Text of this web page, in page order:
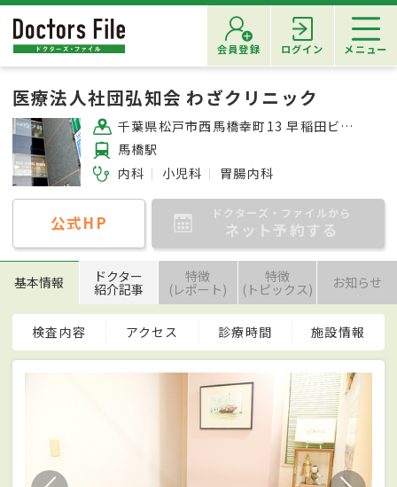
会員登録 ログイン メニュー
医療法人社団弘知会 わざクリニック
千葉県松戸市西馬橋幸町13 早稲田ビル2F
馬橋駅
内科
小児科 胃腸内科
公式HP ドクターズ・ファイルから
ネット予約する
基本情報 ドクター
紹介記事
特徴
(レポート)
特徴
(トピックス) お知らせ
検査内容 アクセス 診療時間 施設情報